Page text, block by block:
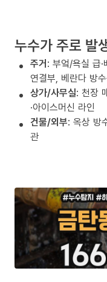
누수가 주로 발
주거: 부엌/욕실 급
연결부, 베란다 방
상가/사무실: 천장
·아이스머신 라인
건물/외부: 옥상 방
관